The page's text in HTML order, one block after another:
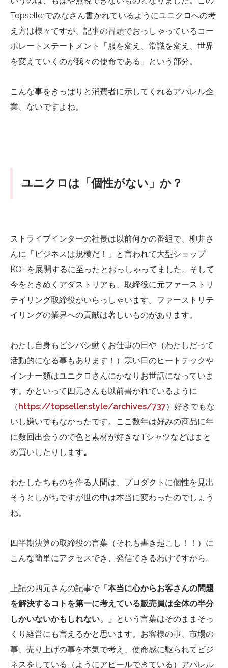
Topsellerでみなさん書かれているようにユニクロへの考
え方は様々ですが、記事の冒頭でおっしゃっているコー
ポレートステートメント「服を変え、常識を変え、世界
を変えていくのが我々の使命である」という部分。
こんな事をきっぱりと消費者に示してくれるアパレル企
業、ないですよね。
ユニクロは「個性がない」か？
ストライプインターの社長は以前何かの番組で、柳井さ
んに「ビジネスは規模だ！」と言われて大型ショップ
KOEを展開するに至ったとおっしゃってました。そして
今をときめくアダストリアも、取締役に元ファーストリ
テイリング取締役がいらっしゃいます。ファーストリテ
イリングの業界への貢献は著しいものがあります。
わたし自身もビシバシ動くお仕事の日や（わたしだって
活動的になる事もあります！）寒い日のヒートテックや
インナー類はユニクロさんにかなりお世話になっていま
す。かといって四元さんも以前書かれているように
（ https://topseller.style/archives/737）好きでもな
いし嫌いでもなかったです。ここ数年は好みの商品に年
に数回出会うので色と素材が好きなTシャツなどはまと
め買いしたりします。
わたしたちものを作る人間は、プロダクトに個性を見出
そうとしがちですが世の中は本当に変わったのでしょう
ね。
四半期決算の取締役の言葉（それも書き起こし！！）に
こんな簡単にアクセスでき、発信できるわけですから。
上記の四元さんの記事で 「本当に心からお客さんの問題
を解決するコトを第一に考えている販売員は全体の半分
しかいないかもしれない。」 という言葉はそのままそっ
くり経営にも言えるかと思います。お客様の事、市場の
事、売り上げの事を本気で考え、使命感に駆られてビジ
ネスをしている（ようにアピールできている）アパレル